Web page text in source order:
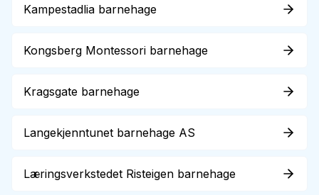
Kampestadlia barnehage
Kongsberg Montessori barnehage
Kragsgate barnehage
Langekjenntunet barnehage AS
Læringsverkstedet Risteigen barnehage